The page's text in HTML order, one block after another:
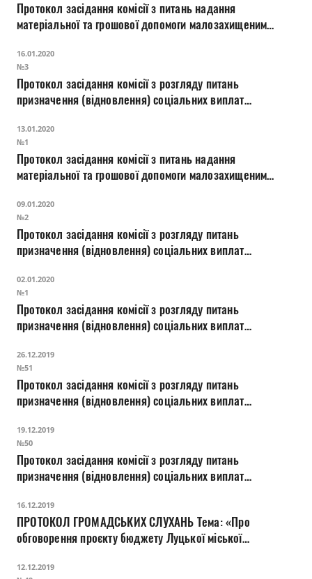
Протокол засідання комісії з питань надання
матеріальної та грошової допомоги малозахищеним
16.01.2020
№3
Протокол засідання комісії з розгляду питань
призначення (відновлення) соціальних виплат
13.01.2020
№1
Протокол засідання комісії з питань надання
матеріальної та грошової допомоги малозахищеним
09.01.2020
№2
Протокол засідання комісії з розгляду питань
призначення (відновлення) соціальних виплат
02.01.2020
№1
Протокол засідання комісії з розгляду питань
призначення (відновлення) соціальних виплат
26.12.2019
№51
Протокол засідання комісії з розгляду питань
призначення (відновлення) соціальних виплат
19.12.2019
№50
Протокол засідання комісії з розгляду питань
призначення (відновлення) соціальних виплат
16.12.2019
ПРОТОКОЛ ГРОМАДСЬКИХ СЛУХАНЬ Тема: «Про
обговорення проєкту бюджету Луцької міської
12.12.2019